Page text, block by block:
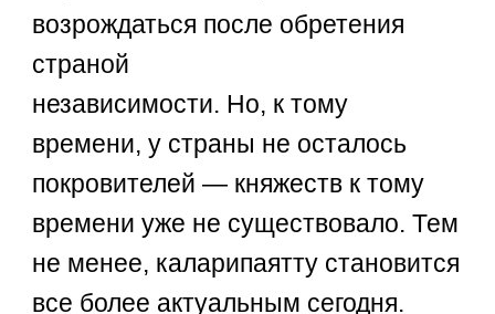
возрождаться после обретения
страной
независимости. Но, к тому
времени, у страны не осталось
покровителей — княжеств к тому
времени уже не существовало. Тем
не менее, каларипаятту становится
все более актуальным сегодня.